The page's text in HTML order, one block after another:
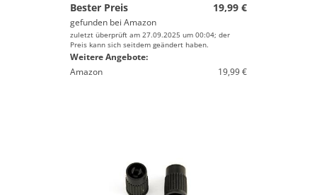
Bester Preis
19,99 €
gefunden bei Amazon
zuletzt überprüft am 27.09.2025 um 00:04; der
Preis kann sich seitdem geändert haben.
Weitere Angebote:
Amazon
19,99 €